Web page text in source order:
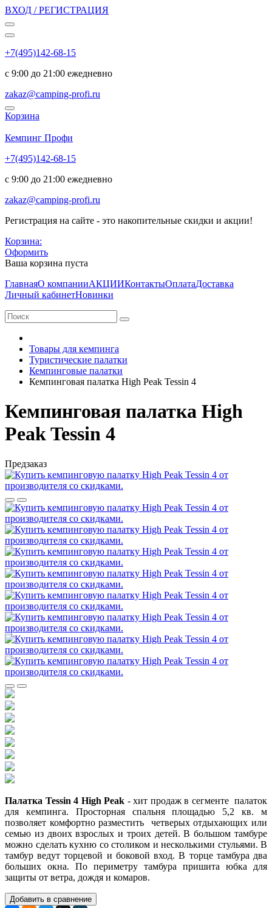
ВХОД / РЕГИСТРАЦИЯ
+7(495)142-68-15
с 9:00 до 21:00 ежедневно
zakaz@camping-profi.ru
Корзина
Кемпинг Профи
+7(495)142-68-15
с 9:00 до 21:00 ежедневно
zakaz@camping-profi.ru
Регистрация на сайте - это накопительные скидки и акции!
Корзина:
Оформить
Ваша корзина пуста
ГлавнаяО компанииАКЦИИКонтактыОплатаДоставка
Личный кабинетНовинки
Товары для кемпинга
Туристические палатки
Кемпинговые палатки
Кемпинговая палатка High Peak Tessin 4
Кемпинговая палатка High
Peak Tessin 4
Предзаказ
Палатка Tessin 4 High Peak - хит продаж в сегменте палаток
для кемпинга. Просторная спальня площадью 5,2 кв. м
позволяет комфортно разместить четверых отдыхающих или
семью из двоих взрослых и троих детей. В большом тамбуре
можно сделать кухню со столиком и несколькими стульями. В
тамбур ведут торцевой и боковой вход. В торце тамбура два
больших окна. По периметру тамбура пришита юбка для
защиты от ветра, дождя и комаров.
Добавить в сравнение